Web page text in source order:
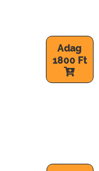
Adag
1800 Ft